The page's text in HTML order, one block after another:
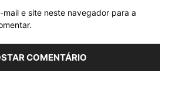
mail e site neste navegador para a